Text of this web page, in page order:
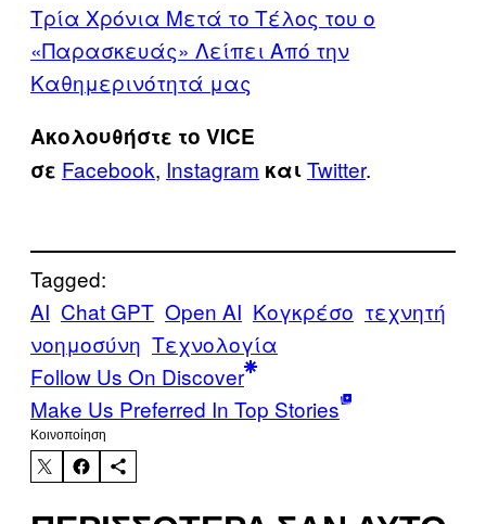
Τρία Χρόνια Μετά το Τέλος του ο
«Παρασκευάς» Λείπει Από την
Καθημερινότητά μας
Ακολουθήστε το VICE
σε Facebook, Instagram καιTwitter.
Tagged:
AI Chat GPT Open AI Κογκρέσο τεχνητή
νοημοσύνη Τεχνολογία
Follow Us On Discover
Make Us Preferred In Top Stories
Kοινοποίηση